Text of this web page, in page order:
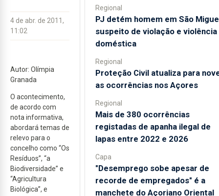
4 de abr. de 2011,
11:02
Autor: Olímpia
Granada
O acontecimento,
de acordo com
nota informativa,
abordará temas de
relevo para o
concelho como “Os
Resíduos”, “a
Biodiversidade” e
“Agricultura
Biológica”, e
Regional
PJ detém homem em São
suspeito de violação e violência
doméstica
Regional
Proteção Civil atualiza para
as ocorrências nos Açores
Regional
Mais de 380 ocorrências
registadas de apanha ilegal de
lapas entre 2022 e 2026
Capa
"Desemprego sobe apesar de
recorde de empregados" é a
manchete do Açoriano Oriental